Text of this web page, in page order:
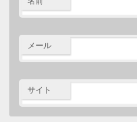
メール
サイト